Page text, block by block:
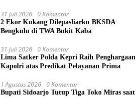
31 Juli 2026 0 Komentar
2 Ekor Kukang Dilepasliarkn BKSDA
Bengkulu di TWA Bukit Kaba
31 Juli 2026 0 Komentar
Lima Satker Polda Kepri Raih Penghargaan
Kapolri atas Predikat Pelayanan Prima
1 Agustus 2026 0 Komentar
Bupati Sidoarjo Tutup Tiga Toko Miras saat